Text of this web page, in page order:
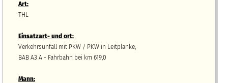
Art:
THL
Einsatzart- und ort:
Verkehrsunfall mit PKW / PKW in Leitplanke,
BAB A3 A - Fahrbahn bei km 619,0
Mann: